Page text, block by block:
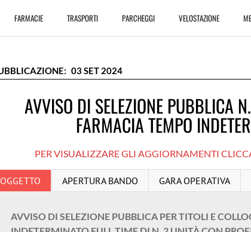
FARMACIE TRASPORTI PARCHEGGI VELOSTAZIONE
03SET 2024
AVVISO DI SELEZIONE PUBBLICA
FARMACIA TEMPO
PER VISUALIZZARE GLI AGGIORNAMENTI
OGGETTO APERTURA BANDO GARA OPERATIVA
AVVISO DI SELEZIONE PUBBLICA PER TITOLI E